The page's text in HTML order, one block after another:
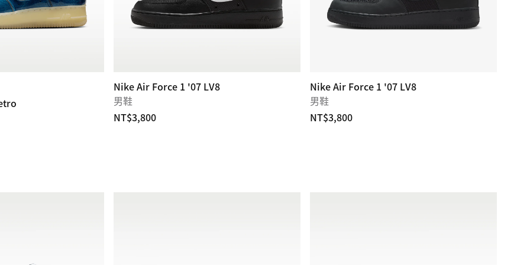
Nike Air Force 1 '07 LV8
男鞋
NT$3,800
Nike Air Force 1 '07 LV8
男鞋
NT$3,800